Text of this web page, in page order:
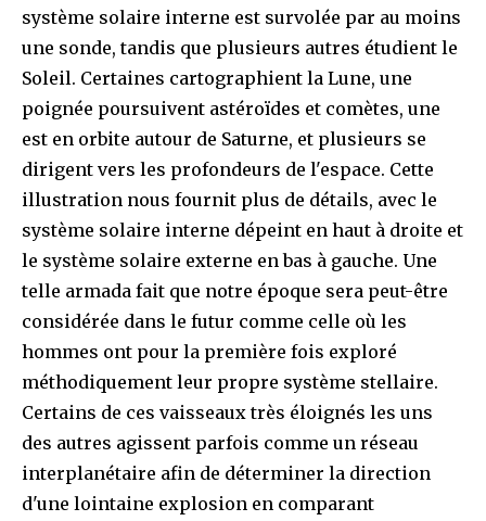
système solaire interne est survolée par au moins
une sonde, tandis que plusieurs autres étudient le
Soleil. Certaines cartographient la Lune, une
poignée poursuivent astéroïdes et comètes, une
est en orbite autour de Saturne, et plusieurs se
dirigent vers les profondeurs de l'espace. Cette
illustration nous fournit plus de détails, avec le
système solaire interne dépeint en haut à droite et
le système solaire externe en bas à gauche. Une
telle armada fait que notre époque sera peut-être
considérée dans le futur comme celle où les
hommes ont pour la première fois exploré
méthodiquement leur propre système stellaire.
Certains de ces vaisseaux très éloignés les uns
des autres agissent parfois comme un réseau
interplanétaire afin de déterminer la direction
d'une lointaine explosion en comparant